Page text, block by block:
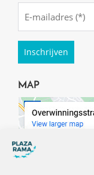
(Required)
MAP